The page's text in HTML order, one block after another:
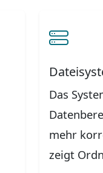
Das
mehr
zeigt